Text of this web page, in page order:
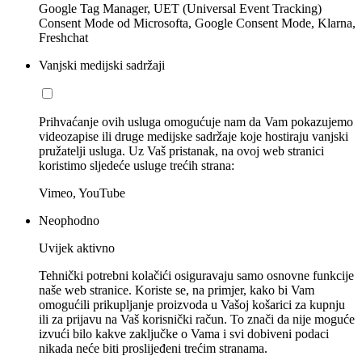
Google Tag Manager, UET (Universal Event Tracking)
Consent Mode od Microsofta, Google Consent Mode, Klarna,
Freshchat
Vanjski medijski sadržaji
Prihvaćanje ovih usluga omogućuje nam da Vam pokazujemo
videozapise ili druge medijske sadržaje koje hostiraju vanjski
pružatelji usluga. Uz Vaš pristanak, na ovoj web stranici
koristimo sljedeće usluge trećih strana:
Vimeo, YouTube
Neophodno
Uvijek aktivno
Tehnički potrebni kolačići osiguravaju samo osnovne funkcije
naše web stranice. Koriste se, na primjer, kako bi Vam
omogućili prikupljanje proizvoda u Vašoj košarici za kupnju
ili za prijavu na Vaš korisnički račun. To znači da nije moguće
izvući bilo kakve zaključke o Vama i svi dobiveni podaci
nikada neće biti proslijeđeni trećim stranama.